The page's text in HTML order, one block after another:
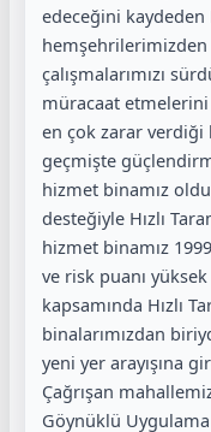
edeceğini kaydeden
hemşehrilerimizden
çalışmalarımızı
müracaat
en çok zarar verdiği
geçmişte
hizmet binamız
desteğiyle Hızlı
hizmet binamız
ve risk puanı
kapsamında Hızlı
binalarımızdan
yeni yer arayışına
Çağrışan
Göynüklü